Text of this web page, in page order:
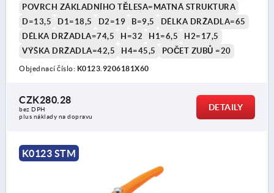
POVRCH ZÁKLADNÍHO TĚLESA=MATNÁ STRUKTURA
D=13,5
D1=18,5 D2=19 B=9,5
DÉLKA DRŽADLA=65
DÉLKA DRŽADLA=74,5
H=32 H1=6,5
H2=17,5
VÝŠKA DRŽADLA=42,5
H4=45,5 POČET ZUBŮ =20
Objednací číslo: K0123.9206181X60
CZK280.28
bez DPH
plus náklady na dopravu
DETAILY
K0123 STM